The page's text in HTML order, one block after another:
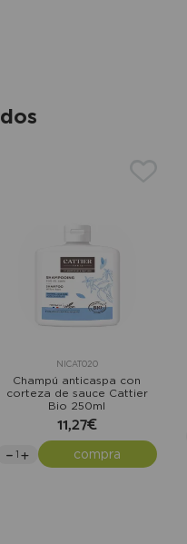
NICAT020
Champú anticaspa con
corteza de sauce Cattier
Bio 250ml
11,27€
compra